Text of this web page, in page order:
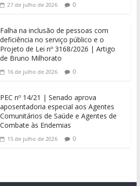
27 de julho de 2026 0
Falha na inclusão de pessoas com
deficiência no serviço público e o
Projeto de Lei nº 3168/2026 | Artigo
de Bruno Milhorato
16 de julho de 2026 0
PEC nº 14/21 | Senado aprova
aposentadoria especial aos Agentes
Comunitários de Saúde e Agentes de
Combate às Endemias
15 de julho de 2026 0